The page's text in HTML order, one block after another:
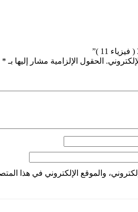
الحقول الإلزامية مشار إليها بـ *
والموقع الإلكتروني في هذا